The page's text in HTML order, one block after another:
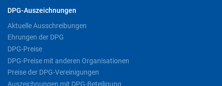
DPG-Auszeichnungen
Aktuelle Ausschreibungen
Ehrungen der DPG
DPG-Preise
DPG-Preise mit anderen Organisationen
Preise der DPG-Vereinigungen
Auszeichnungen mit DPG-Beteiligung